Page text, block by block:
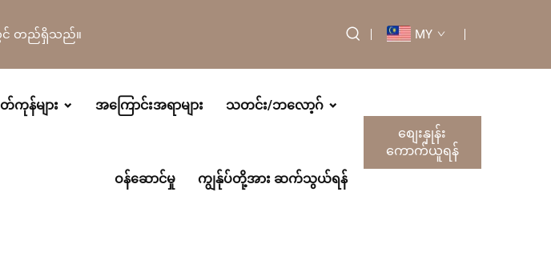
တွင် တည်ရှိသည်။
MY
ကုန်များ အကြောင်းအရာများ သတင်း/ဘလော့ဂ်
ဝန်ဆောင်မှု ကျွန်ုပ်တို့အား ဆက်သွယ်ရန်
စျေးနှုန်း
ကောက်ယူရန်